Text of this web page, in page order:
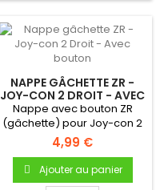
NAPPE GÂCHETTE ZR -
JOY-CON 2 DROIT - AVEC
BOUTON
Nappe avec bouton ZR
(gâchette) pour Joy-con 2
Droit
4,99 €
Ajouter au panier